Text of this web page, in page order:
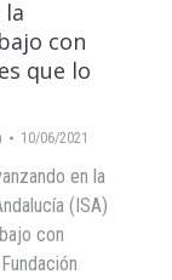
la
con
que lo
10/06/2021
en la
(ISA)
con